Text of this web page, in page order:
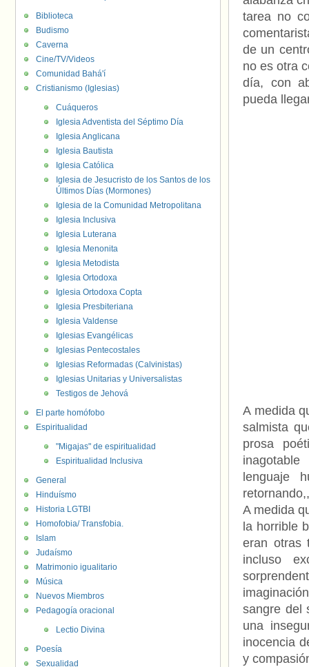
tarea no
de un
no es otra
día, con
pueda
A medida
salmista
prosa
lenguaje
A medida
la horrible
eran otras
incluso
sangre del
una
inocencia
y
Biblioteca
Budismo
Caverna
Cine/TV/Videos
Comunidad Bahá'í
Cristianismo (Iglesias)
Cuáqueros
Iglesia Adventista del Séptimo Día
Iglesia Anglicana
Iglesia Bautista
Iglesia Católica
Iglesia de Jesucristo de los Santos de los
Últimos Días (Mormones)
Iglesia de la Comunidad Metropolitana
Iglesia Inclusiva
Iglesia Luterana
Iglesia Menonita
Iglesia Metodista
Iglesia Ortodoxa
Iglesia Ortodoxa Copta
Iglesia Presbiteriana
Iglesia Valdense
Iglesias Evangélicas
Iglesias Pentecostales
Iglesias Reformadas (Calvinistas)
Iglesias Unitarias y Universalistas
Testigos de Jehová
El parte homófobo
Espiritualidad
"Migajas" de espiritualidad
Espiritualidad Inclusiva
General
Hinduísmo
Historia LGTBI
Homofobia/ Transfobia.
Islam
Judaísmo
Matrimonio igualitario
Música
Nuevos Miembros
Pedagogía oracional
Lectio Divina
Poesía
Sexualidad